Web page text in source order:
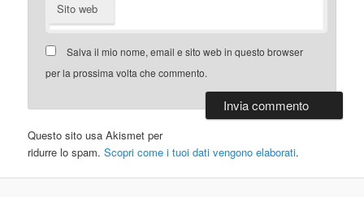
Sito web
Salva il mio nome, email e sito web in questo browser
per la prossima volta che commento.
Questo sito usa Akismet per
ridurre lo spam.Scopri come i tuoi dati vengono elaborati.